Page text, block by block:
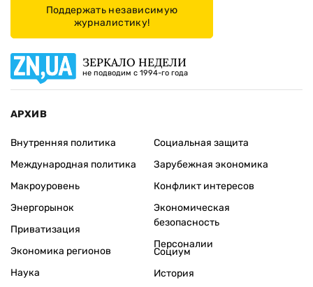
Поддержать независимую
журналистику!
ЗЕРКАЛО НЕДЕЛИ
не подводим с 1994-го года
АРХИВ
Внутренняя политика
Международная политика
Макроуровень
Энергорынок
Приватизация
Экономика регионов
Социальная защита
Зарубежная экономика
Конфликт интересов
Экономическая
безопасность
Персоналии
Наука
Социум
История